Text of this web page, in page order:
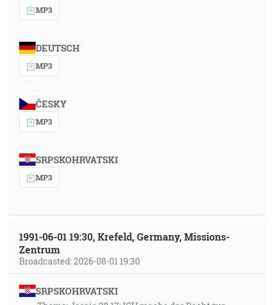
MP3
DEUTSCH
MP3
ČESKY
MP3
SRPSKOHRVATSKI
MP3
1991-06-01 19:30, Krefeld, Germany, Missions-
Zentrum
Broadcasted: 2026-08-01 19:30
SRPSKOHRVATSKI